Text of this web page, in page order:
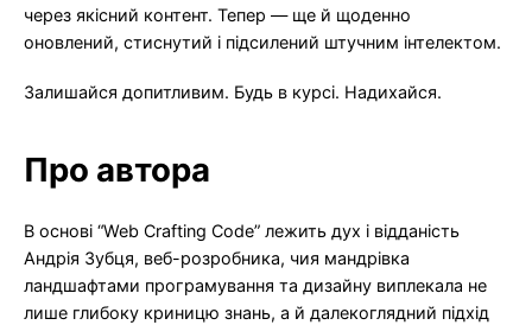
через якісний контент. Тепер — ще й щоденно
оновлений, стиснутий і підсилений штучним інтелектом.
Залишайся допитливим. Будь в курсі. Надихайся.
Про автора
В основі “Web Crafting Code” лежить дух і відданість
Андрія Зубця, веб-розробника, чия мандрівка
ландшафтами програмування та дизайну виплекала не
лише глибоку криницю знань, а й далекоглядний підхід